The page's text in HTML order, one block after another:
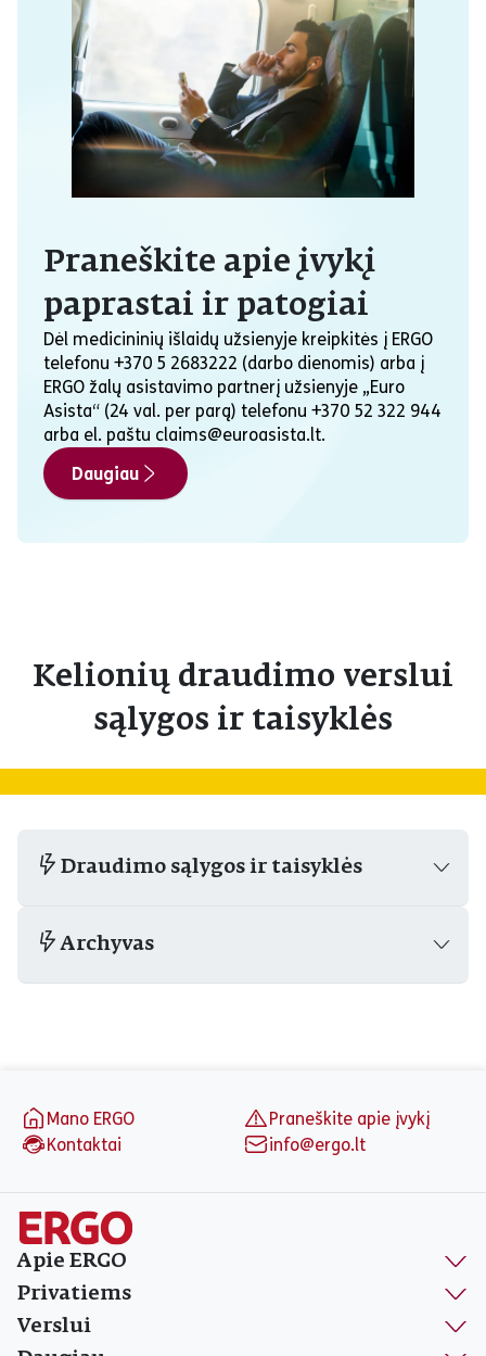
Praneškite apie įvykį
paprastai ir patogiai
Dėl medicininių išlaidų užsienyje kreipkitės į ERGO
telefonu +370 5 2683222 (darbo dienomis) arba į
ERGO žalų asistavimo partnerį užsienyje „Euro
Asista“ (24 val. per parą) telefonu +370 52 322 944
arba el. paštu claims@euroasista.lt.
Daugiau
Kelionių draudimo verslui
sąlygos ir taisyklės
Draudimo sąlygos ir taisyklės
Archyvas
Mano ERGO
Praneškite apie įvykį
Kontaktai
info@ergo.lt
Apie ERGO
Privatiems
Verslui